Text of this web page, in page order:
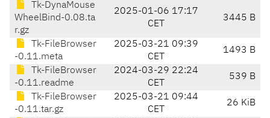
Tk-DynaMouse
WheelBind-0.08.ta
r.gz
2025-01-06 17:17
CET
3445 B
Tk-FileBrowser
-0.11.meta
2025-03-21 09:39
CET
1493 B
Tk-FileBrowser
-0.11.readme
2024-03-29 22:24
CET
539 B
Tk-FileBrowser
-0.11.tar.gz
2025-03-21 09:44
CET
26 KiB